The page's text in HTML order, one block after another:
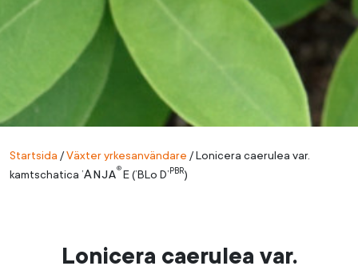
Startsida /Växter yrkesanvändare /Lonicera caerulea var.
kamtschatica ’Anja® E (’BLo D’ PBR)
Lonicera caerulea var.